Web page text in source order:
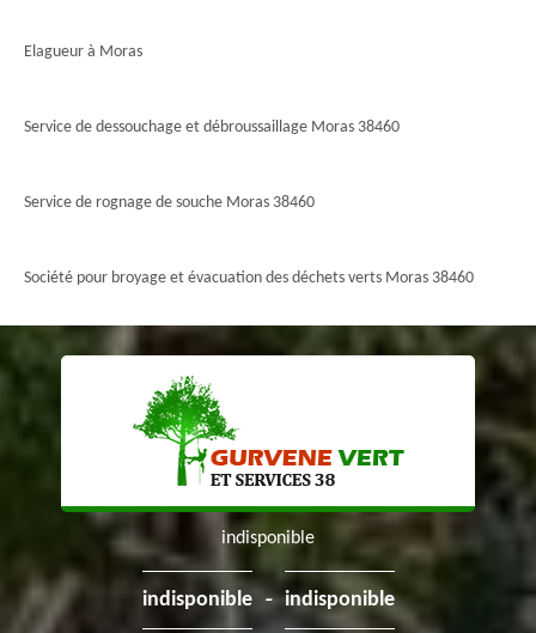
Elagueur à Moras
Service de dessouchage et débroussaillage Moras 38460
Service de rognage de souche Moras 38460
Société pour broyage et évacuation des déchets verts Moras 38460
indisponible
indisponible - indisponible